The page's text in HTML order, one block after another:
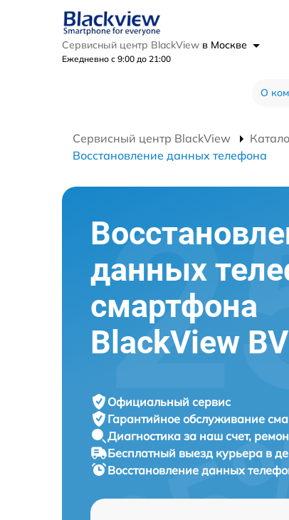
Сервисный центр BlackView в Москве
Ежедневно с 9:00 до 21:00
О
Сервисный центр BlackView
Восстановление данных телефона
данных
смартфона
BlackView
Официальный сервис
Гарантийное обслуживание
Диагностика за наш счет,
Бесплатный выезд курьера в
Восстановление данных